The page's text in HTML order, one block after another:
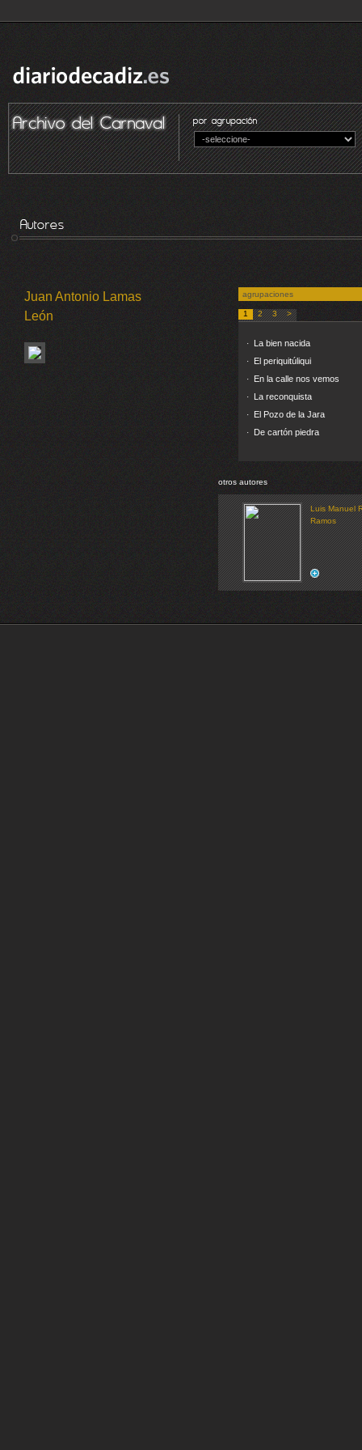
Juan Antonio Lamas
León
agrupaciones
1 2 3 >
· La bien nacida
· El periquitúliqui
· En la calle nos vemos
· La reconquista
· El Pozo de la Jara
· De cartón piedra
otros autores
Luis Manuel
Ramos